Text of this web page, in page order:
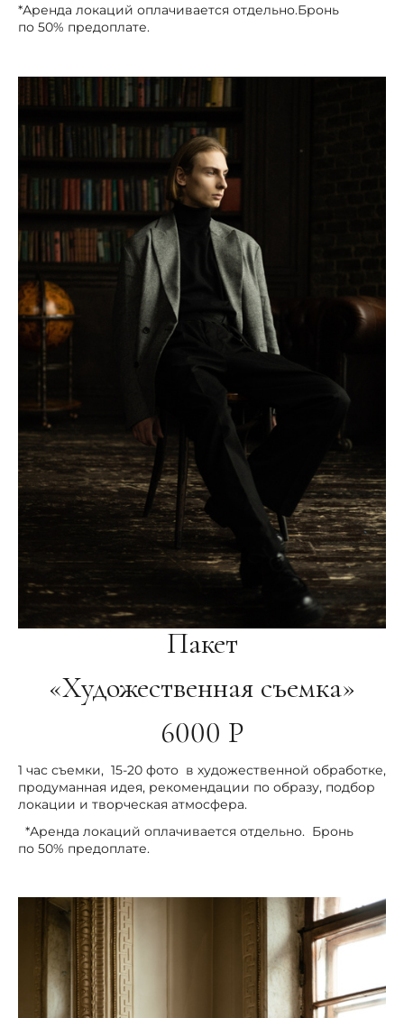
*Аренда локаций оплачивается отдельно.Бронь
по 50% предоплате.
Пакет
«Художественная съемка»
6000 Р
1 час съемки, 15-20 фото в художественной обработке,
продуманная идея, рекомендации по образу, подбор
локации и творческая атмосфера.
*Аренда локаций оплачивается отдельно. Бронь
по 50% предоплате.